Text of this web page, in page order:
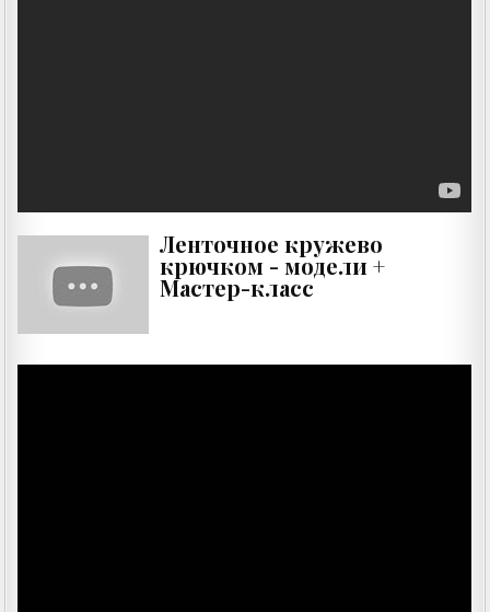
Ленточное кружево
крючком - модели +
Мастер-класс